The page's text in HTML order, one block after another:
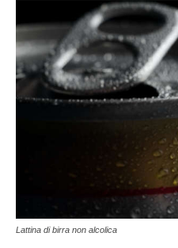
Lattina di birra non alcolica